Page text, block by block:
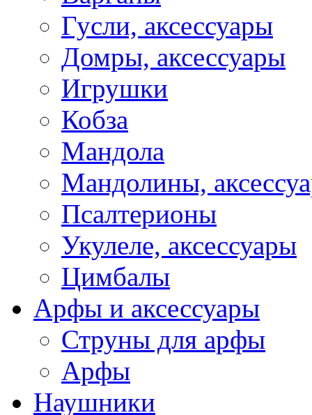
Гусли, аксессуары
Домры, аксессуары
Игрушки
Кобза
Мандола
Мандолины,
Псалтерионы
Укулеле, аксессуары
Цимбалы
Арфы и аксессуары
Струны для арфы
Арфы
Наушники